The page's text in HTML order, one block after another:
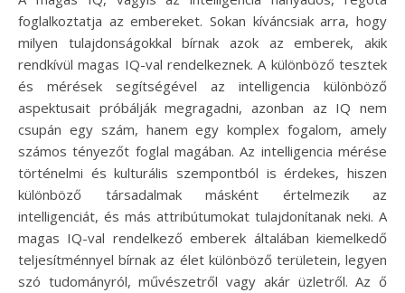
foglalkoztatja az embereket. Sokan kíváncsiak arra, hogy
milyen tulajdonságokkal bírnak azok az emberek, akik
rendkívül magas IQ-val rendelkeznek. A különböző tesztek
és mérések segítségével az intelligencia különböző
aspektusait próbálják megragadni, azonban az IQ nem
csupán egy szám, hanem egy komplex fogalom, amely
számos tényezőt foglal magában. Az intelligencia mérése
történelmi és kulturális szempontból is érdekes, hiszen
különböző társadalmak másként értelmezik az
intelligenciát, és más attribútumokat tulajdonítanak neki. A
magas IQ-val rendelkező emberek általában kiemelkedő
teljesítménnyel bírnak az élet különböző területein, legyen
szó tudományról, művészetről vagy akár üzletről. Az ő